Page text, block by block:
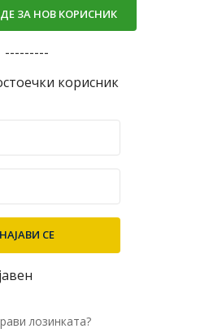
ЗА НОВ КОРИСНИК
---------
корисник
лозинката?